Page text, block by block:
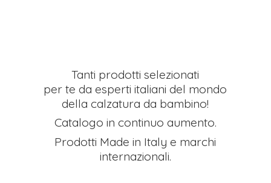
Tanti prodotti selezionati
per te da esperti italiani del mondo
della calzatura da bambino!
Catalogo in continuo aumento.
Prodotti Made in Italy e marchi
internazionali.